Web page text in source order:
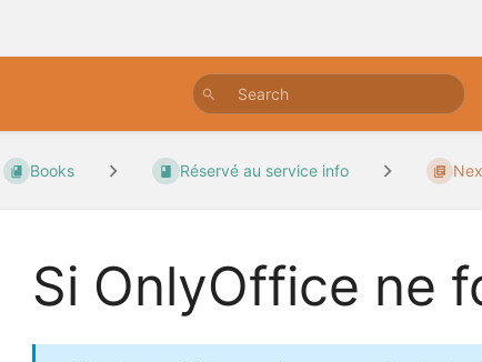
Books Réservé au service info
Si OnlyOffice ne